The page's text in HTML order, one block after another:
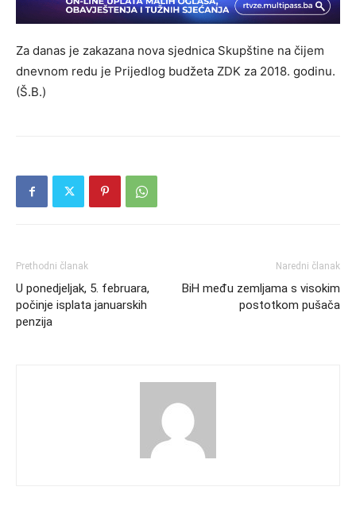
Za danas je zakazana nova sjednica Skupštine na čijem
dnevnom redu je Prijedlog budžeta ZDK za 2018. godinu.
(Š.B.)
Prethodni članak
U ponedjeljak, 5. februara,
počinje isplata januarskih
penzija
Naredni članak
BiH među zemljama s visokim
postotkom pušača